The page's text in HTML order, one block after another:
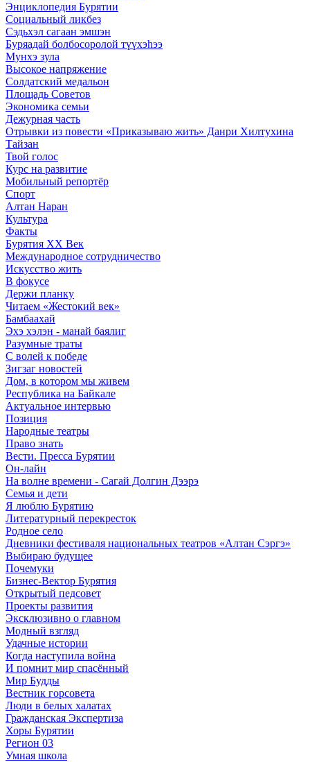
Энциклопедия Бурятии
Социальный ликбез
Сэдьхэл сагаан эмшэн
Буряадай болбосоролой түүхэhээ
Мунхэ зула
Высокое напряжение
Солдатский медальон
Площадь Советов
Экономика семьи
Дежурная часть
Отрывки из повести «Приказываю жить» Данри Хилтухина
Тайзан
Твой голос
Курс на развитие
Мобильный репортёр
Спорт
Алтан Наран
Культура
Факты
Бурятия XX Век
Международное сотрудничество
Искусство жить
В фокусе
Держи планку
Читаем «Жестокий век»
Бамбаахай
Эхэ хэлэн - манай баялиг
Разумные траты
С волей к победе
Зигзаг новостей
Дом, в котором мы живем
Республика на Байкале
Актуальное интервью
Позиция
Народные театры
Право знать
Вести. Пресса Бурятии
Он-лайн
На волне времени - Сагай Долгин Дээрэ
Семья и дети
Я люблю Бурятию
Литературный перекресток
Родное село
Дневники фестиваля национальных театров «Алтан Сэргэ»
Выбираю будущее
Почемуки
Бизнес-Вектор Бурятия
Открытый педсовет
Проекты развития
Эксклюзивно о главном
Модный взгляд
Удачные истории
Когда наступила война
И помнит мир спасённый
Мир Будды
Вестник горсовета
Люди в белых халатах
Гражданская Экспертиза
Хоры Бурятии
Регион 03
Умная школа